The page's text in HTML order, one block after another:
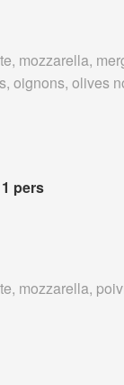
mozzarella,
oignons, olives
pers
mozzarella,